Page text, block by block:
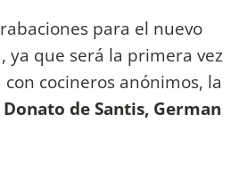
para el nuevo
ya que será la primera vez
cocineros anónimos, la
Donato de Santis, German